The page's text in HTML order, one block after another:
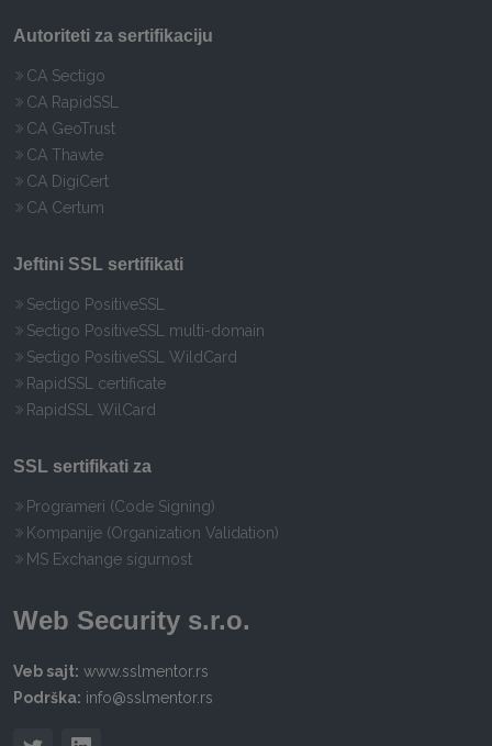
Autoriteti za sertifikaciju
CA Sectigo
CA RapidSSL
CA GeoTrust
CA Thawte
CA DigiCert
CA Certum
Jeftini SSL sertifikati
Sectigo PositiveSSL
Sectigo PositiveSSL multi-domain
Sectigo PositiveSSL WildCard
RapidSSL certificate
RapidSSL WilCard
SSL sertifikati za
Programeri (Code Signing)
Kompanije (Organization Validation)
MS Exchange sigurnost
Web Security s.r.o.
Veb sajt: www.sslmentor.rs
Podrška: info@sslmentor.rs